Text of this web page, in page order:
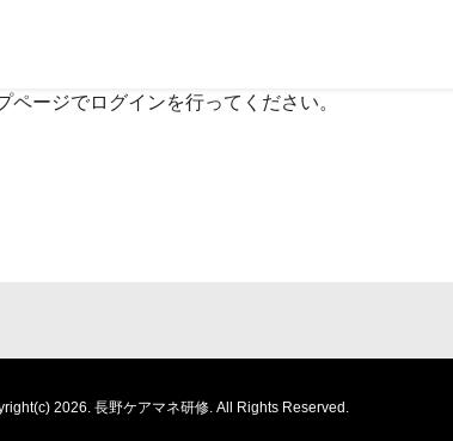
ージでログインを行ってください。
2026. 長野ケアマネ研修. All Rights Reserved.